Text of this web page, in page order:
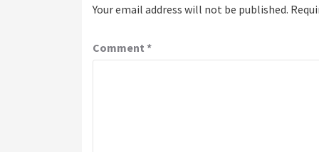
Your email address will not be published.
Comment *